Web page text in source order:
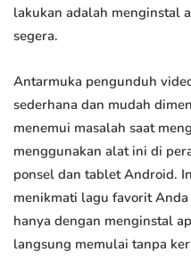
lakukan adalah menginstal
segera.
Antarmuka pengunduh
sederhana dan mudah
menemui masalah saat
menggunakan alat ini di
ponsel dan tablet Android.
menikmati lagu favorit
hanya dengan menginstal
langsung memulai tanpa